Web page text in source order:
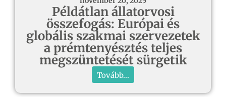
Példátlan állatorvosi
összefogás: Európai és
globális szakmai szervezetek
a prémtenyésztés teljes
megszüntetését sürgetik
Tovább...